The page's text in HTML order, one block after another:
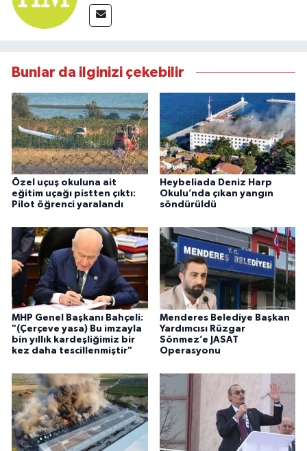
Bunlar da ilginizi çekebilir
Özel uçuş okuluna ait
eğitim uçağı pistten çıktı:
Pilot öğrenci yaralandı
Heybeliada Deniz Harp
Okulu’nda çıkan yangın
söndürüldü
MHP Genel Başkanı Bahçeli:
"(Çerçeve yasa) Bu imzayla
bin yıllık kardeşliğimiz bir
kez daha tescillenmiştir"
Menderes Belediye Başkan
Yardımcısı Rüzgar
Sönmez’e JASAT
Operasyonu